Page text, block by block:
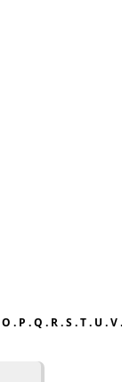
O . P .Q . R.S.T. U .V.